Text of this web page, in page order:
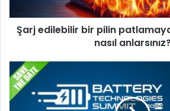
anlarsınız?
Şarj edilebilir bir pilin
nasıl
Batarya
Teknolojileri
Zirvesi
2024